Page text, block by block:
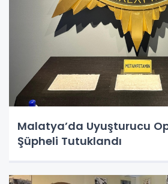
Malatya’da Uyuşturucu
Şüpheli Tutuklandı